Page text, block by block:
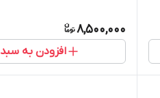
8,500,000
افزودن به سبد